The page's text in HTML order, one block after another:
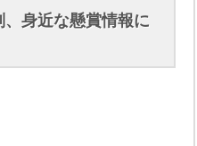
身近な懸賞情報に